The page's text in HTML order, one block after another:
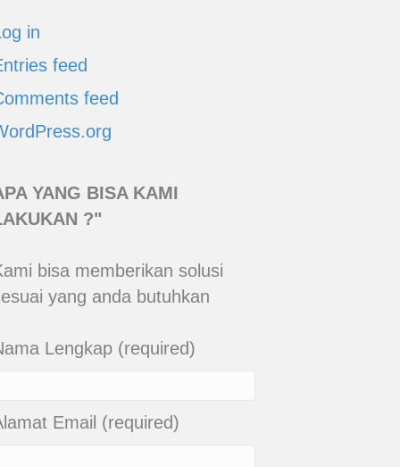
in
feed
feed
YANG BISA KAMI
?"
bisa memberikan solusi
yang anda butuhkan
Lengkap (required)
Email (required)